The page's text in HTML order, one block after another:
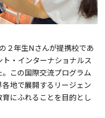
２年生Nさんが提携校であ
・インターナショナルス
この国際交流プログラム
地で展開するリージェン
にふれることを目的とし